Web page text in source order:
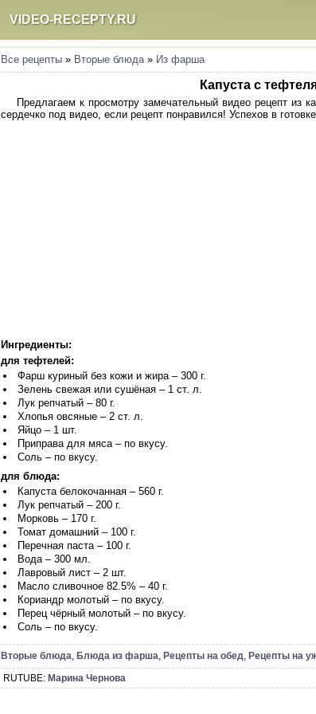
VIDEO-RECEPTY.RU
Все рецепты » Вторые блюда» Из фарша
Капуста с
Предлагаем к просмотру замечательный видео рецепт из
сердечко под видео, если рецепт понравился! Успехов в
Ингредиенты:
для тефтелей:
Фарш куриный без кожи и жира – 300 г.
Зелень свежая или сушёная – 1 ст. л.
Лук репчатый – 80 г.
Хлопья овсяные – 2 ст. л.
Яйцо – 1 шт.
Приправа для мяса – по вкусу.
Соль – по вкусу.
для блюда:
Капуста белокочанная – 560 г.
Лук репчатый – 200 г.
Морковь – 170 г.
Томат домашний – 100 г.
Перечная паста – 100 г.
Вода – 300 мл.
Лавровый лист – 2 шт.
Масло сливочное 82.5% – 40 г.
Кориандр молотый – по вкусу.
Перец чёрный молотый – по вкусу.
Соль – по вкусу.
Вторые блюда, Блюда из фарша, Рецепты на обед, Рецепты на
RUTUBE: Марина Чернова